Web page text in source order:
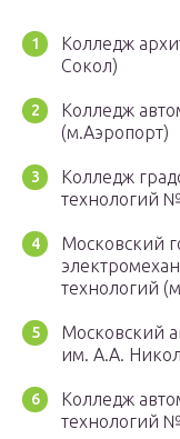
Колледж
Сокол)
Колледж
(м.Аэропорт)
Колледж
технологий
Московский
технологий
Московский
им. А.А.
Колледж
технологий